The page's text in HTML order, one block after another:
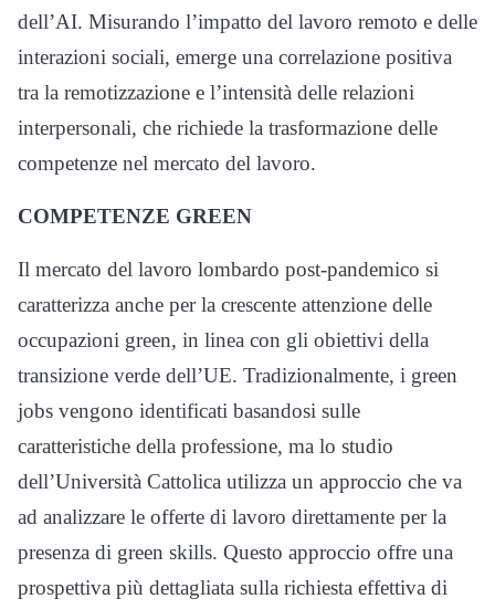
dell’AI. Misurando l’impatto del lavoro remoto e delle
interazioni sociali, emerge una correlazione positiva
tra la remotizzazione e l’intensità delle relazioni
interpersonali, che richiede la trasformazione delle
competenze nel mercato del lavoro.
COMPETENZE GREEN
Il mercato del lavoro lombardo post-pandemico si
caratterizza anche per la crescente attenzione delle
occupazioni green, in linea con gli obiettivi della
transizione verde dell’UE. Tradizionalmente, i green
jobs vengono identificati basandosi sulle
caratteristiche della professione, ma lo studio
dell’Università Cattolica utilizza un approccio che va
ad analizzare le offerte di lavoro direttamente per la
presenza di green skills. Questo approccio offre una
prospettiva più dettagliata sulla richiesta effettiva di